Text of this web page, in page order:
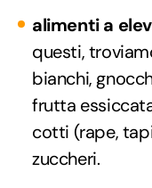
alimenti a
questi,
bianchi,
frutta
cotti (rape,
zuccheri.